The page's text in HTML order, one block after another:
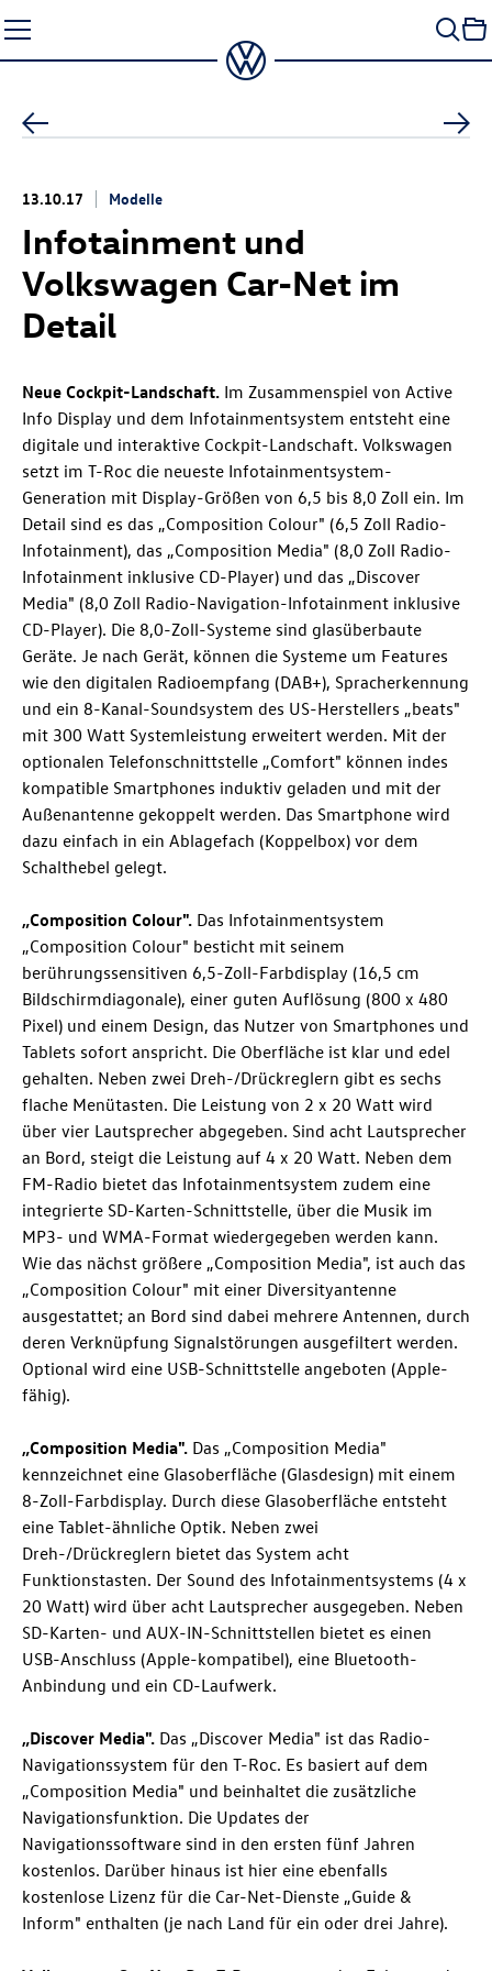
Seiteninhalt
springen
13.10.17 Modelle
Infotainment und
Volkswagen Car-Net im
Detail
Neue Cockpit-Landschaft. Im Zusammenspiel von Active
Info Display und dem Infotainmentsystem entsteht eine
digitale und interaktive Cockpit-Landschaft. Volkswagen
setzt im T-Roc die neueste Infotainmentsystem-
Generation mit Display-Größen von 6,5 bis 8,0 Zoll ein. Im
Detail sind es das „Composition Colour" (6,5 Zoll Radio-
Infotainment), das „Composition Media" (8,0 Zoll Radio-
Infotainment inklusive CD-Player) und das „Discover
Media" (8,0 Zoll Radio-Navigation-Infotainment inklusive
CD-Player). Die 8,0-Zoll-Systeme sind glasüberbaute
Geräte. Je nach Gerät, können die Systeme um Features
wie den digitalen Radioempfang (DAB+), Spracherkennung
und ein 8-Kanal-Soundsystem des US-Herstellers „beats"
mit 300 Watt Systemleistung erweitert werden. Mit der
optionalen Telefonschnittstelle „Comfort" können indes
kompatible Smartphones induktiv geladen und mit der
Außenantenne gekoppelt werden. Das Smartphone wird
dazu einfach in ein Ablagefach (Koppelbox) vor dem
Schalthebel gelegt.
„Composition Colour". Das Infotainmentsystem
„Composition Colour" besticht mit seinem
berührungssensitiven 6,5-Zoll-Farbdisplay (16,5 cm
Bildschirmdiagonale), einer guten Auflösung (800 x 480
Pixel) und einem Design, das Nutzer von Smartphones und
Tablets sofort anspricht. Die Oberfläche ist klar und edel
gehalten. Neben zwei Dreh-/Drückreglern gibt es sechs
flache Menütasten. Die Leistung von 2 x 20 Watt wird
über vier Lautsprecher abgegeben. Sind acht Lautsprecher
an Bord, steigt die Leistung auf 4 x 20 Watt. Neben dem
FM-Radio bietet das Infotainmentsystem zudem eine
integrierte SD-Karten-Schnittstelle, über die Musik im
MP3- und WMA-Format wiedergegeben werden kann.
Wie das nächst größere „Composition Media", ist auch das
„Composition Colour" mit einer Diversityantenne
ausgestattet; an Bord sind dabei mehrere Antennen, durch
deren Verknüpfung Signalstörungen ausgefiltert werden.
Optional wird eine USB-Schnittstelle angeboten (Apple-
fähig).
„Composition Media". Das „Composition Media"
kennzeichnet eine Glasoberfläche (Glasdesign) mit einem
8-Zoll-Farbdisplay. Durch diese Glasoberfläche entsteht
eine Tablet-ähnliche Optik. Neben zwei
Dreh-/Drückreglern bietet das System acht
Funktionstasten. Der Sound des Infotainmentsystems (4 x
20 Watt) wird über acht Lautsprecher ausgegeben. Neben
SD-Karten- und AUX-IN-Schnittstellen bietet es einen
USB-Anschluss (Apple-kompatibel), eine Bluetooth-
Anbindung und ein CD-Laufwerk.
„Discover Media". Das „Discover Media" ist das Radio-
Navigationssystem für den T-Roc. Es basiert auf dem
„Composition Media" und beinhaltet die zusätzliche
Navigationsfunktion. Die Updates der
Navigationssoftware sind in den ersten fünf Jahren
kostenlos. Darüber hinaus ist hier eine ebenfalls
kostenlose Lizenz für die Car-Net-Dienste „Guide &
Inform" enthalten (je nach Land für ein oder drei Jahre).